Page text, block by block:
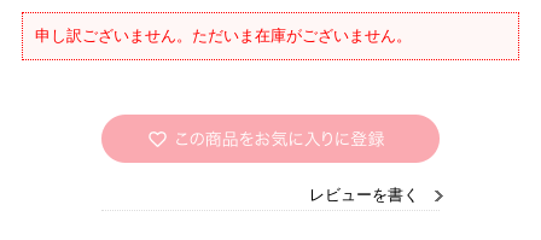
申し訳ございません。ただいま在庫がございません。
レビューを書く